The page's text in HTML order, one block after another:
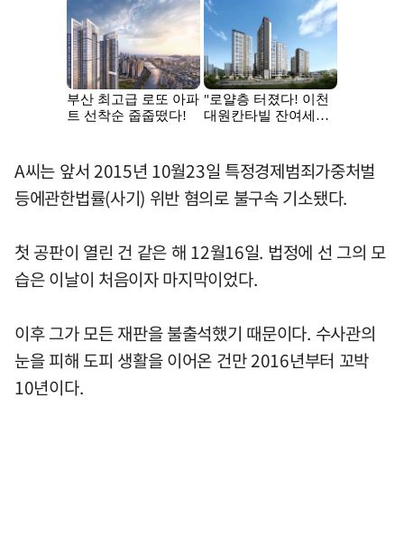
A씨는 앞서 2015년 10월23일 특정경제범죄가중처벌
등에관한법률(사기) 위반 혐의로 불구속 기소됐다.
첫 공판이 열린 건 같은 해 12월16일. 법정에 선 그의 모
습은 이날이 처음이자 마지막이었다.
이후 그가 모든 재판을 불출석했기 때문이다. 수사관의
눈을 피해 도피 생활을 이어온 건만 2016년부터 꼬박
10년이다.